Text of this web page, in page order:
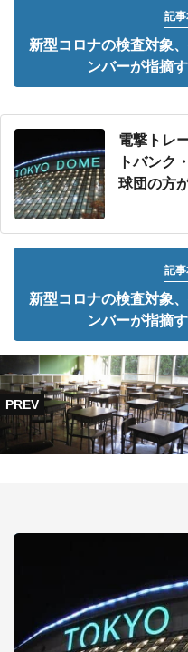
記
新型コロナの検査対象
ンバーが指摘
電撃トレ
トバンク
球団の方
記
新型コロナの検査対象
ンバーが指摘